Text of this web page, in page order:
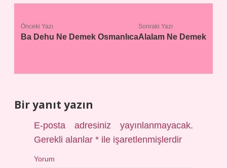
Önceki Yazı
Ba Dehu Ne Demek Osmanlıca
Sonraki Yazı
Alalam Ne Demek
Bir yanıt yazın
E-posta adresiniz yayınlanmayacak.
Gerekli alanlar* ile işaretlenmişlerdir
Yorum